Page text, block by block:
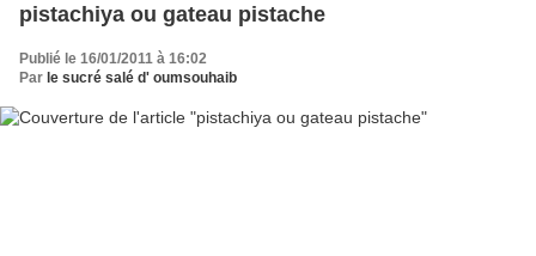
pistachiya ou gateau pistache
Publié le 16/01/2011 à 16:02
Par le sucré salé d' oumsouhaib